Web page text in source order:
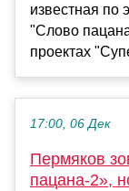
известная по
"Слово
проектах
17:00, 06 Дек
Пермяков
пацана-2»,